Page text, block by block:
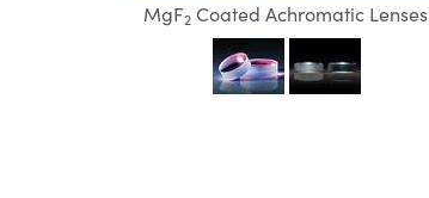
MgF2Coated Achromatic Lenses